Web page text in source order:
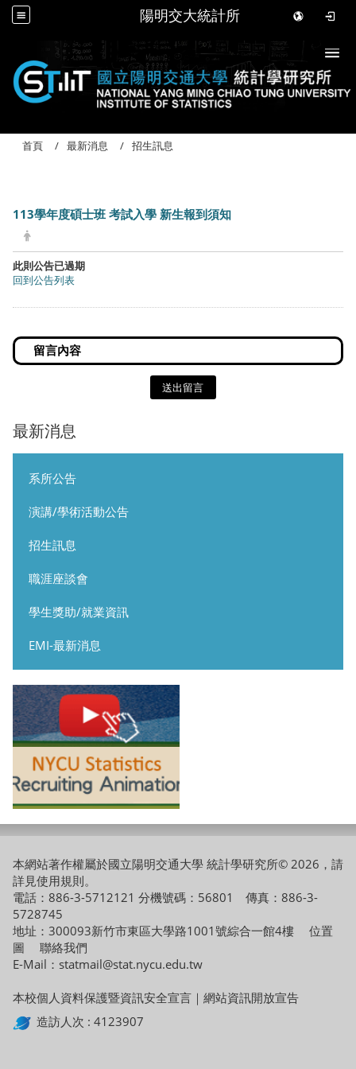
陽明交大統計所
最新消息
系所公告
演講/學術活動公告
招生訊息
職涯座談會
學生獎助/就業資訊
EMI-最新消息
首頁 最新消息 招生訊息
113學年度碩士班 考試入學 新生報到須知
此則公告已過期
回到公告列表
送出留言
本網站著作權屬於國立陽明交通大學 統計學研究所© 2026，請
詳見使用規則。
電話：886-3-5712121 分機號碼：56801 傳真：886-3-
5728745
地址：300093新竹市東區大學路1001號綜合一館4樓 位置
圖
聯絡我們
E-Mail：statmail@stat.nycu.edu.tw
本校個人資料保護暨資訊安全宣言 ｜ 網站資訊開放宣告
造訪人次 : 4123907